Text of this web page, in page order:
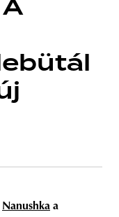
Nanushka a